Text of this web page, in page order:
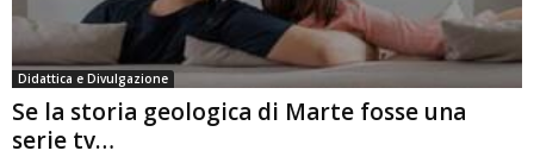
Didattica e Divulgazione
Se la storia geologica di Marte fosse una
serie tv…